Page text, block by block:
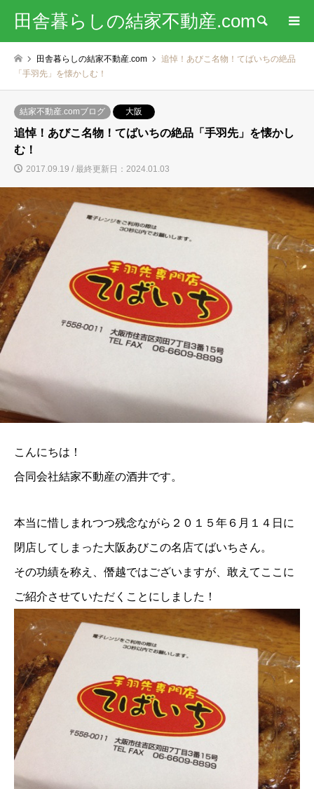
田舎暮らしの結家不動産.com 検索
田舎暮らしの結家不動産.com
追悼！あびこ名物！てばいちの絶品
「手羽先」を懐かしむ！
結家不動産.comブログ 大阪
追悼！あびこ名物！てばいちの絶品「手羽先」を懐かし
む！
2017.09.19 / 最終更新日：2024.01.03
こんにちは！
合同会社結家不動産の酒井です。
本当に惜しまれつつ残念ながら２０１５年６月１４日に
閉店してしまった大阪あびこの名店てばいちさん。
その功績を称え、僭越ではございますが、敢えてここに
ご紹介させていただくことにしました！